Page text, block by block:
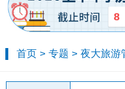
8
首页 >专题 >夜大旅游